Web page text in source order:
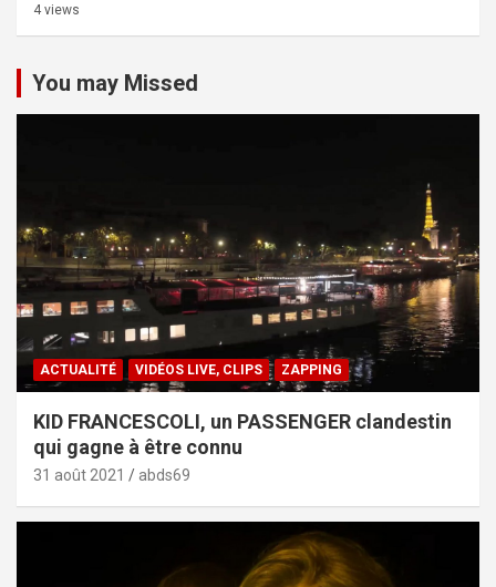
4 views
You may Missed
ACTUALITÉ VIDÉOS LIVE, CLIPS ZAPPING
KID FRANCESCOLI, un PASSENGER clandestin
qui gagne à être connu
31 août 2021 abds69